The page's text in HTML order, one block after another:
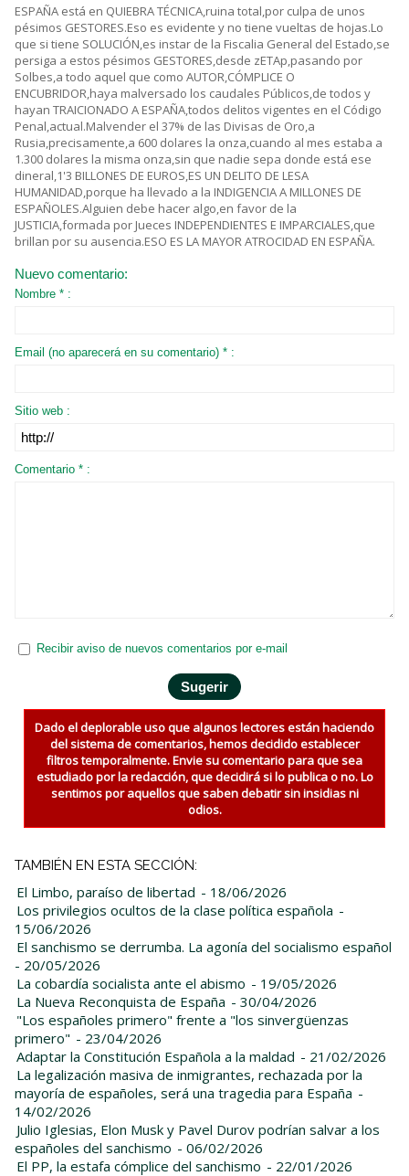
ESPAÑA está en QUIEBRA TÉCNICA,ruina total,por culpa de unos
pésimos GESTORES.Eso es evidente y no tiene vueltas de hojas.Lo
que si tiene SOLUCIÓN,es instar de la Fiscalia General del Estado,se
persiga a estos pésimos GESTORES,desde zETAp,pasando por
Solbes,a todo aquel que como AUTOR,CÓMPLICE O
ENCUBRIDOR,haya malversado los caudales Públicos,de todos y
hayan TRAICIONADO A ESPAÑA,todos delitos vigentes en el Código
Penal,actual.Malvender el 37% de las Divisas de Oro,a
Rusia,precisamente,a 600 dolares la onza,cuando al mes estaba a
1.300 dolares la misma onza,sin que nadie sepa donde está ese
dineral,1'3 BILLONES DE EUROS,ES UN DELITO DE LESA
HUMANIDAD,porque ha llevado a la INDIGENCIA A MILLONES DE
ESPAÑOLES.Alguien debe hacer algo,en favor de la
JUSTICIA,formada por Jueces INDEPENDIENTES E IMPARCIALES,que
brillan por su ausencia.ESO ES LA MAYOR ATROCIDAD EN ESPAÑA.
Nuevo comentario:
Nombre * :
Email (no aparecerá en su comentario) * :
Sitio web :
Comentario * :
Recibir aviso de nuevos comentarios por e-mail
Dado el deplorable uso que algunos lectores están haciendo
del sistema de comentarios, hemos decidido establecer
filtros temporalmente. Envie su comentario para que sea
estudiado por la redacción, que decidirá si lo publica o no. Lo
sentimos por aquellos que saben debatir sin insidias ni
odios.
TAMBIÉN EN ESTA SECCIÓN:
El Limbo, paraíso de libertad - 18/06/2026
Los privilegios ocultos de la clase política española -
15/06/2026
El sanchismo se derrumba. La agonía del socialismo español
- 20/05/2026
La cobardía socialista ante el abismo - 19/05/2026
La Nueva Reconquista de España - 30/04/2026
"Los españoles primero" frente a "los sinvergüenzas
primero" - 23/04/2026
Adaptar la Constitución Española a la maldad - 21/02/2026
La legalización masiva de inmigrantes, rechazada por la
mayoría de españoles, será una tragedia para España -
14/02/2026
Julio Iglesias, Elon Musk y Pavel Durov podrían salvar a los
españoles del sanchismo - 06/02/2026
El PP, la estafa cómplice del sanchismo - 22/01/2026